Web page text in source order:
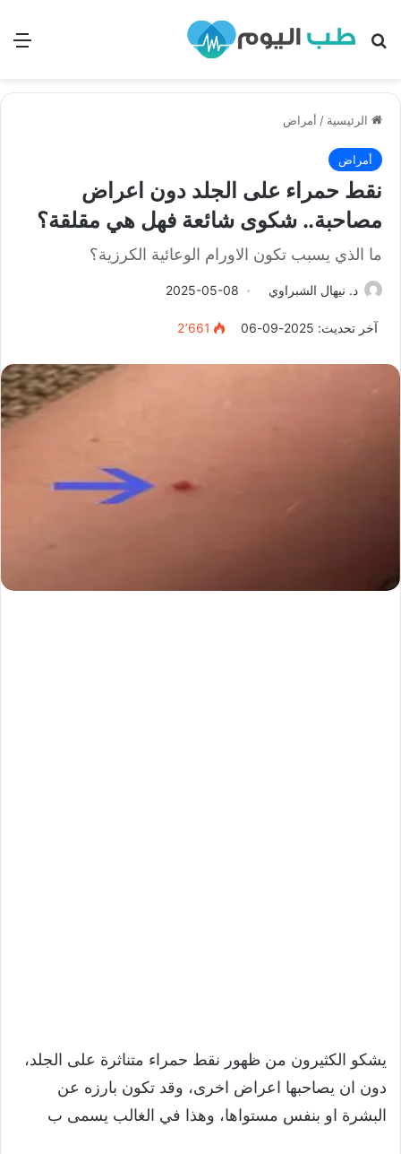
بحث
الرئيسية / أمراض
أمراض
نقط حمراء على الجلد دون اعراض
مصاحبة.. شكوى شائعة فهل هي مقلقة؟
ما الذي يسبب تكون الاورام الوعائية الكرزية؟
د. نيهال الشبراوي 2025-05-08
آخر تحديث: 2025-09-06 2٬661
يشكو الكثيرون من ظهور نقط حمراء متناثرة على الجلد،
دون ان يصاحبها اعراض اخرى، وقد تكون بارزه عن
البشرة او بنفس مستواها، وهذا في الغالب يسمى ب